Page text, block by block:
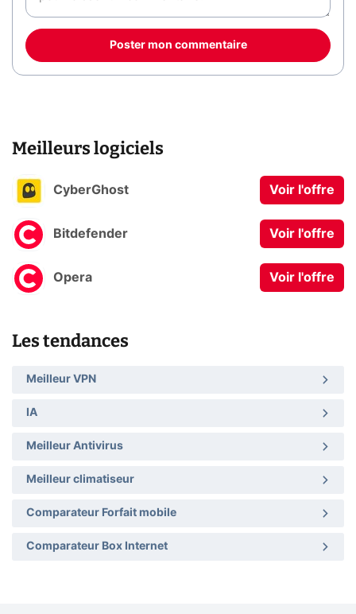
Poster mon commentaire
Meilleurs logiciels
CyberGhost Voir l'offre
Bitdefender Voir l'offre
Opera Voir l'offre
Les tendances
Meilleur VPN
IA
Meilleur Antivirus
Meilleur climatiseur
Comparateur Forfait mobile
Comparateur Box Internet